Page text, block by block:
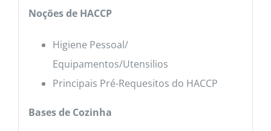
Noções de HACCP
Higiene Pessoal/
Equipamentos/Utensilios
Principais Pré-Requesitos do HACCP
Bases de Cozinha